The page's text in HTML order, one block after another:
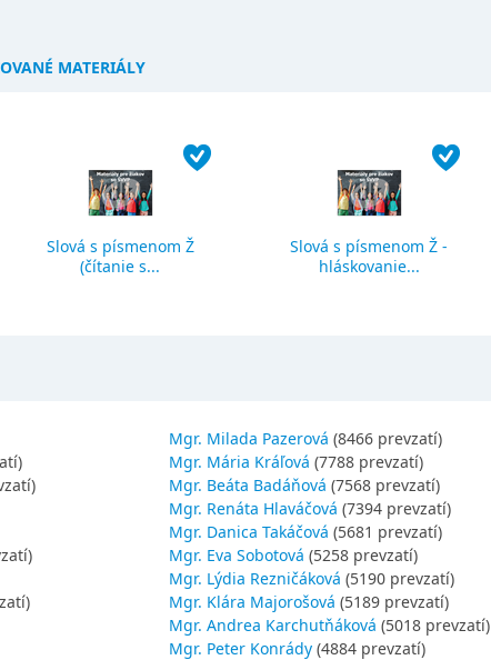
MATERIÁLY
Slová s písmenom Ž
(čítanie s...
Slová s písmenom Ž -
hláskovanie...
Mgr. Milada Pazerová (8466 prevzatí)
Mgr. Mária Kráľová (7788 prevzatí)
Mgr. Beáta Badáňová (7568 prevzatí)
Mgr. Renáta Hlaváčová (7394 prevzatí)
Mgr. Danica Takáčová (5681 prevzatí)
Mgr. Eva Sobotová (5258 prevzatí)
Mgr. Lýdia Rezničáková (5190 prevzatí)
Mgr. Klára Majorošová (5189 prevzatí)
Mgr. Andrea Karchutňáková (5018 prevzatí)
Mgr. Peter Konrády (4884 prevzatí)